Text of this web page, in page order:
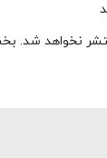
نخواهد شد.